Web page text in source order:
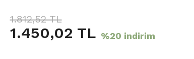
1.812,52 TL
1.450,02 TL %20 indirim